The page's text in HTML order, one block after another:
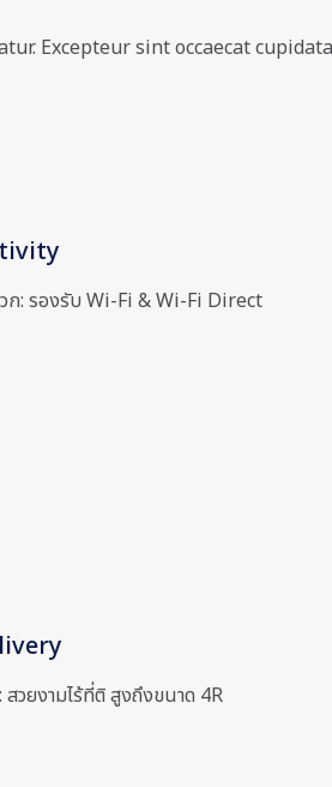
Excepteur sint occaecat
วก: รองรับ Wi-Fi & Wi-Fi Direct
วยงามไร้ที่ติ สูงถึงขนาด 4R